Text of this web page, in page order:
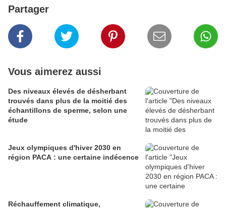
Partager
Vous aimerez aussi
Des niveaux élevés de désherbant
trouvés dans plus de la moitié des
échantillons de sperme, selon une
étude
Jeux olympiques d'hiver 2030 en
région PACA : une certaine indécence
Réchauffement climatique,